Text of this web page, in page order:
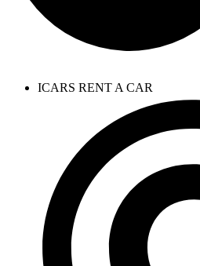
ICARS RENT A CAR